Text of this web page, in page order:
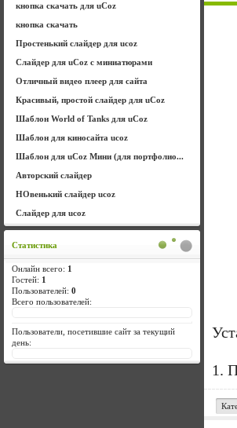
1.
кнопка скачать для uCoz
кнопка скачать
Простенький слайдер для ucoz
Слайдер для uCoz с миниатюрами
Отличный видео плеер для сайта
Красивый, простой слайдер для uCoz
Шаблон World of Tanks для uCoz
Шаблон для киносайта ucoz
Шаблон для uCoz Мини (для портфолио...
Авторский слайдер
НОвенький слайдер ucoz
Слайдер для ucoz
Статистика
Онлайн всего: 1
Гостей: 1
Пользователей: 0
Всего пользователей:
Пользователи, посетившие сайт за текущий
день: